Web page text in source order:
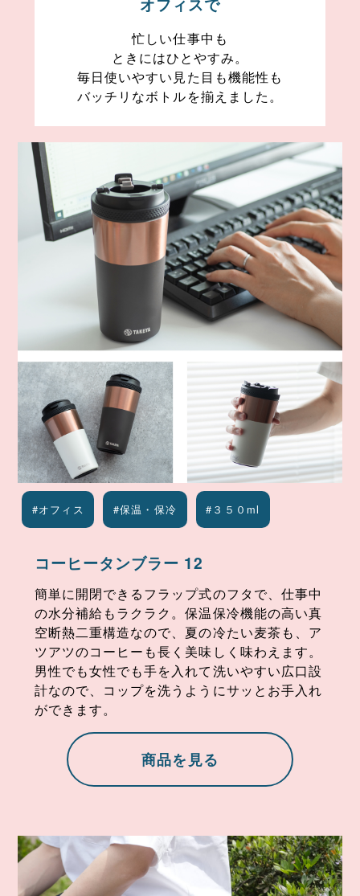
忙しい仕事中も
ときにはひとやすみ。
毎日使いやすい見た目も機能性も
バッチリなボトルを揃えました。
#オフィス #保温・保冷 #３５０ml
コーヒータンブラー 12
簡単に開閉できるフラップ式のフタで、仕事中
の水分補給もラクラク。保温保冷機能の高い真
空断熱二重構造なので、夏の冷たい麦茶も、ア
ツアツのコーヒーも長く美味しく味わえます。
男性でも女性でも手を入れて洗いやすい広口設
計なので、コップを洗うようにサッとお手入れ
ができます。
商品を見る